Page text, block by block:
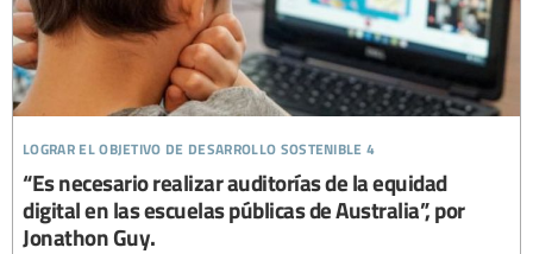
lograr el objetivo de desarrollo sostenible 4
“Es necesario realizar auditorías de la equidad
digital en las escuelas públicas de Australia”, por
Jonathon Guy.